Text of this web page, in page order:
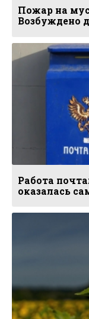
Пожар на
Возбуждено
Работа
оказалась